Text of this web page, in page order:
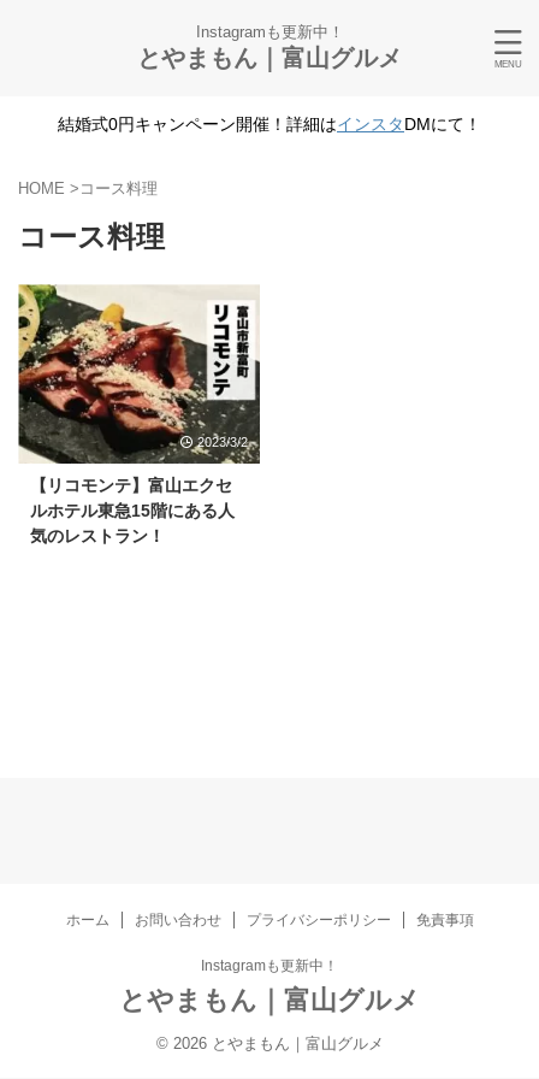
Instagramも更新中！
とやまもん｜富山グルメ
結婚式0円キャンペーン開催！詳細はインスタDMにて！
HOME > コース料理
コース料理
2023/3/2
【リコモンテ】富山エクセ
ルホテル東急15階にある人
気のレストラン！
ホーム お問い合わせ プライバシーポリシー 免責事項
Instagramも更新中！
とやまもん｜富山グルメ
© 2026 とやまもん｜富山グルメ